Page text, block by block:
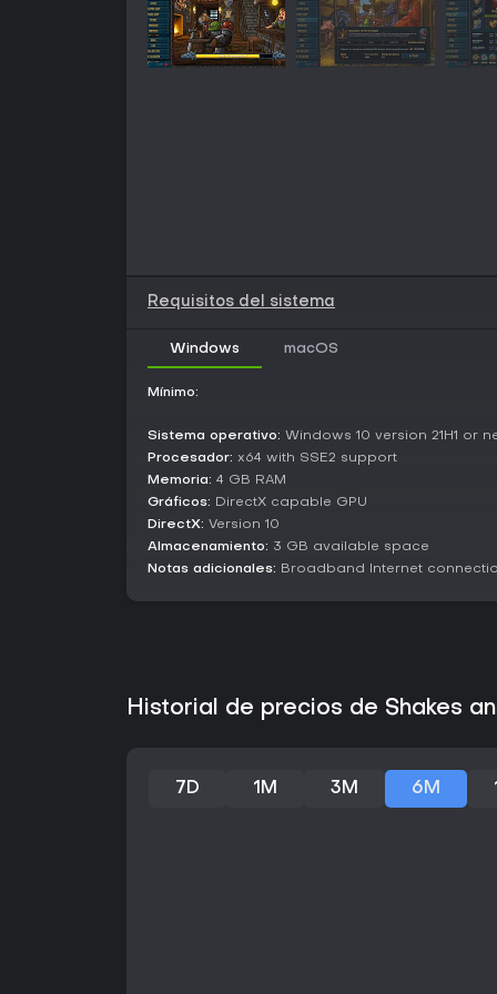
Requisitos del sistema
Windows macOS
Mínimo:
Sistema operativo: Windows 10 version 21H1 or
Procesador: x64 with SSE2 support
Memoria: 4 GB RAM
Gráficos: DirectX capable GPU
DirectX: Version 10
Almacenamiento: 3 GB available space
Notas adicionales: Broadband Internet
Historial de precios de Shakes
7D 1M 3M 6M